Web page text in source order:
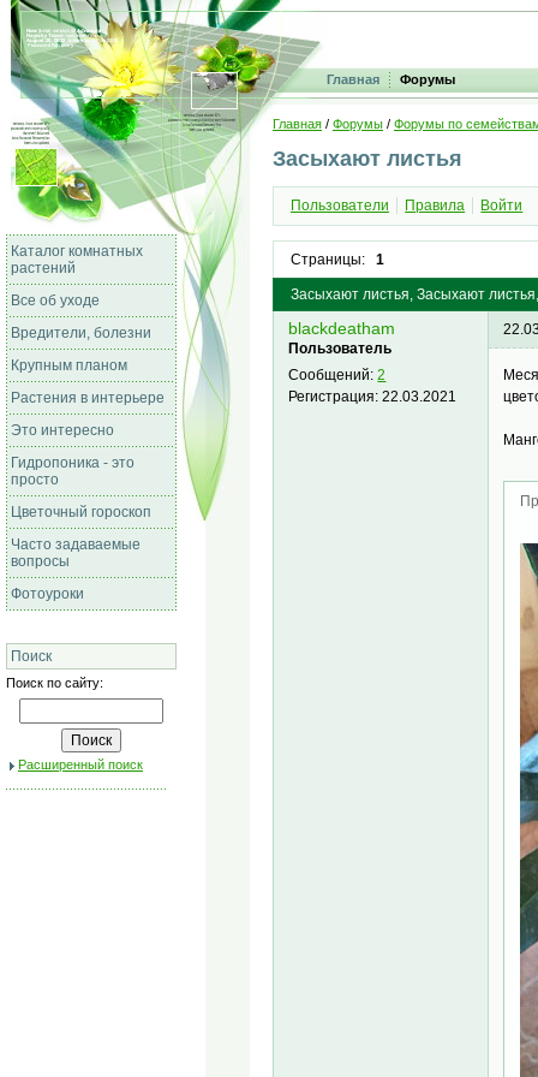
Главная Форумы
Каталог комнатных
растений
Все об уходе
Вредители, болезни
Крупным планом
Растения в интерьере
Это интересно
Гидропоника - это
просто
Цветочный гороскоп
Часто задаваемые
вопросы
Фотоуроки
Поиск
Поиск по сайту:
Расширенный поиск
Главная / Форумы / Форумы по
Засыхают листья
Пользователи Правила Войти
Страницы: 1
Засыхают листья, Засыхают
blackdeatham
Пользователь
Сообщений:2
Регистрация:22.03.2021